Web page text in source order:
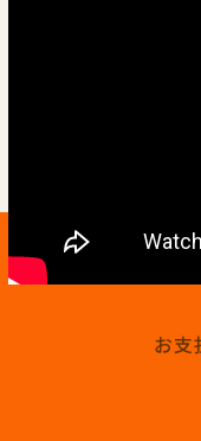
お支